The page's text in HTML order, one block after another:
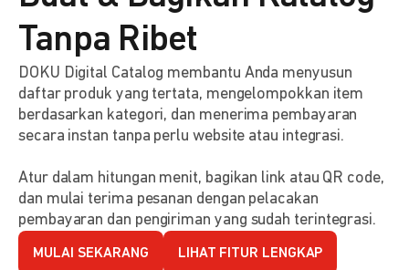
Tanpa Ribet
DOKU Digital Catalog membantu Anda menyusun
daftar produk yang tertata, mengelompokkan item
berdasarkan kategori, dan menerima pembayaran
secara instan tanpa perlu website atau integrasi.
Atur dalam hitungan menit, bagikan link atau QR code,
dan mulai terima pesanan dengan pelacakan
pembayaran dan pengiriman yang sudah terintegrasi.
MULAI SEKARANG LIHAT FITUR LENGKAP